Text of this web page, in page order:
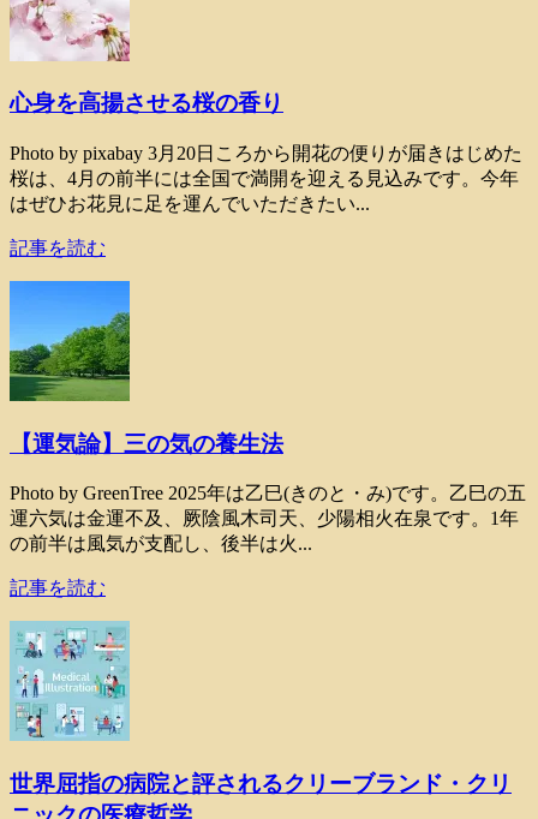
心身を高揚させる桜の香り
Photo by pixabay 3月20日ころから開花の便りが届きはじめた
桜は、4月の前半には全国で満開を迎える見込みです。今年
はぜひお花見に足を運んでいただきたい...
記事を読む
【運気論】三の気の養生法
Photo by GreenTree 2025年は乙巳(きのと・み)です。乙巳の五
運六気は金運不及、厥陰風木司天、少陽相火在泉です。1年
の前半は風気が支配し、後半は火...
記事を読む
世界屈指の病院と評されるクリーブランド・クリ